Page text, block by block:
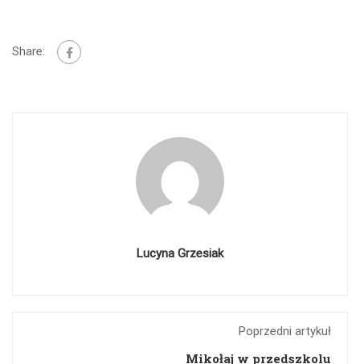
Share:
Lucyna Grzesiak
Poprzedni artykuł
Mikołaj w przedszkolu